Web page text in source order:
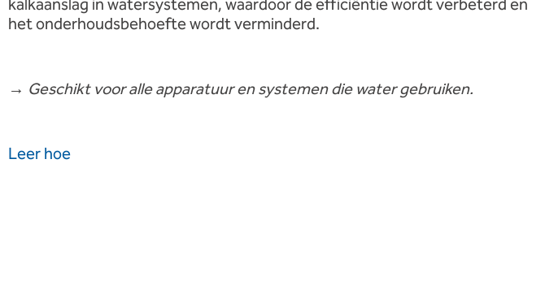
het onderhoudsbehoefte wordt verminderd.
→ Geschikt voor alle apparatuur en systemen die water gebruiken.
Leer hoe